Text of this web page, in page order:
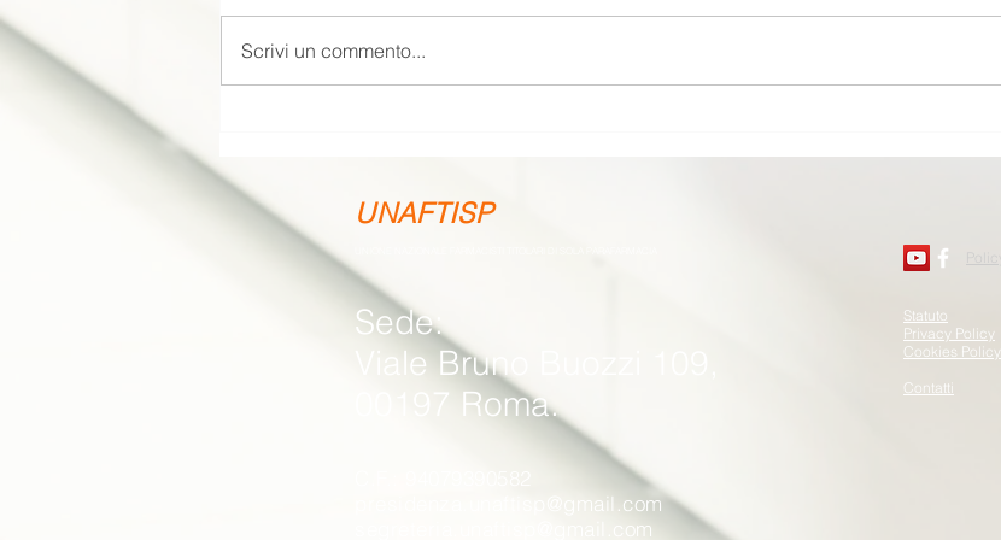
Parlamentare sui Diritti
Fondamentali della Persona
Unaftisp, Enrico Cancellotti, e il
Scrivi un commento...
UNAFTISP
Sede:
Viale Bruno Buozzi 109,
00197 Roma.
Statuto
Privacy Policy
Cookies Policy
Contatti
presidenza.unaftisp@gmail.com
segreteria.unaftisp@gmail.com